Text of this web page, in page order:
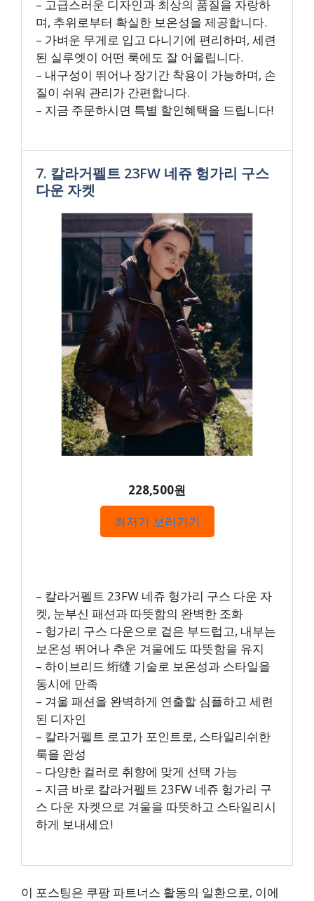
– 고급스러운 디자인과 최상의 품질을 자랑하
며, 추위로부터 확실한 보온성을 제공합니다.
– 가벼운 무게로 입고 다니기에 편리하며, 세련
된 실루엣이 어떤 룩에도 잘 어울립니다.
– 내구성이 뛰어나 장기간 착용이 가능하며, 손
질이 쉬워 관리가 간편합니다.
– 지금 주문하시면 특별 할인혜택을 드립니다!
7. 칼라거펠트 23FW 네쥬 헝가리 구스
다운 자켓
228,500원
최저가 보러가기
– 칼라거펠트 23FW 네쥬 헝가리 구스 다운 자
켓, 눈부신 패션과 따뜻함의 완벽한 조화
– 헝가리 구스 다운으로 겉은 부드럽고, 내부는
보온성 뛰어나 추운 겨울에도 따뜻함을 유지
– 하이브리드 绗缝 기술로 보온성과 스타일을
동시에 만족
– 겨울 패션을 완벽하게 연출할 심플하고 세련
된 디자인
– 칼라거펠트 로고가 포인트로, 스타일리쉬한
룩을 완성
– 다양한 컬러로 취향에 맞게 선택 가능
– 지금 바로 칼라거펠트 23FW 네쥬 헝가리 구
스 다운 자켓으로 겨울을 따뜻하고 스타일리시
하게 보내세요!
이 포스팅은 쿠팡 파트너스 활동의 일환으로, 이에